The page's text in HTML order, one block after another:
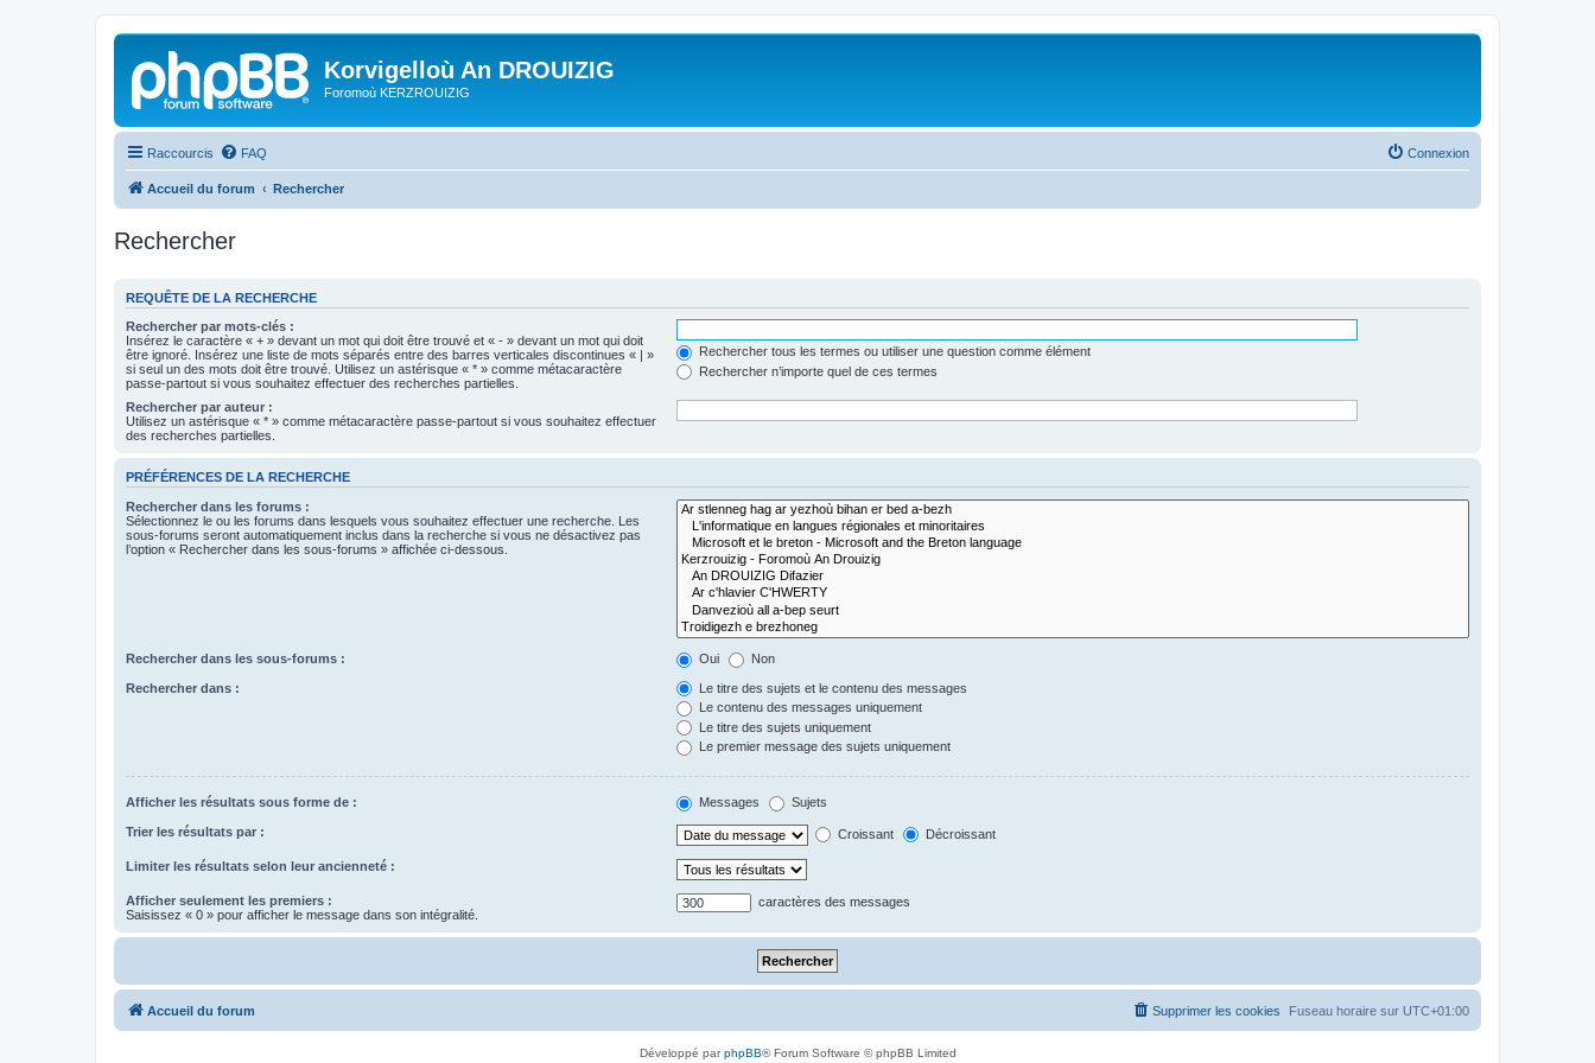
Korvigelloù An DROUIZIG
Foromoù KERZROUIZIG
Raccourcis FAQ Connexion
Accueil du forum Rechercher
Rechercher
REQUÊTE DE LA RECHERCHE
Rechercher par mots-clés :
Insérez le caractère « + » devant un mot qui doit être trouvé et « - » devant un mot qui doit
être ignoré. Insérez une liste de mots séparés entre des barres verticales discontinues « | »
si seul un des mots doit être trouvé. Utilisez un astérisque « * » comme métacaractère
passe-partout si vous souhaitez effectuer des recherches partielles.
Rechercher tous les termes ou utiliser une question comme élément
Rechercher n’importe quel de ces termes
Rechercher par auteur :
Utilisez un astérisque « * » comme métacaractère passe-partout si vous souhaitez effectuer
des recherches partielles.
PRÉFÉRENCES DE LA RECHERCHE
Rechercher dans les forums :
Sélectionnez le ou les forums dans lesquels vous souhaitez effectuer une recherche. Les
sous-forums seront automatiquement inclus dans la recherche si vous ne désactivez pas
l’option « Rechercher dans les sous-forums » affichée ci-dessous.
Rechercher dans les sous-forums : Oui Non
Rechercher dans :
Le titre des sujets et le contenu des messages
Le contenu des messages uniquement
Le titre des sujets uniquement
Le premier message des sujets uniquement
Afficher les résultats sous forme de : Messages Sujets
Trier les résultats par : Croissant Décroissant
Limiter les résultats selon leur ancienneté :
Afficher seulement les premiers :
Saisissez « 0 » pour afficher le message dans son intégralité.
caractères des messages
Accueil du forum Fuseau horaire sur UTC+01:00
Supprimer les cookies
Développé parphpBB® Forum Software © phpBB Limited